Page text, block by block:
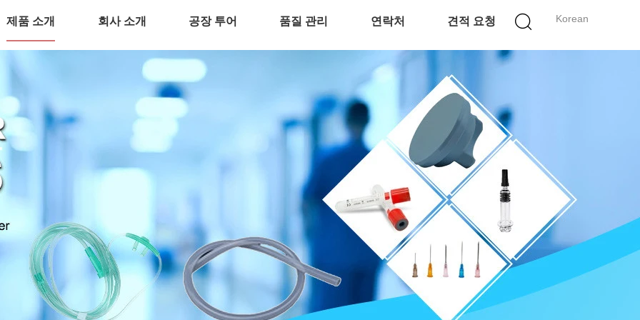
Korean
제품 소개 회사 소개 공장 투어 품질 관리 연락처 견적 요청